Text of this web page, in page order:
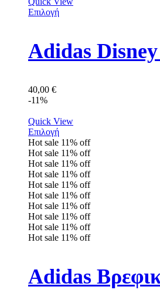
Επιλογή
Adidas
40,00 €
-11%
Quick View
Επιλογή
Hot sale 11% off
Hot sale 11% off
Hot sale 11% off
Hot sale 11% off
Hot sale 11% off
Hot sale 11% off
Hot sale 11% off
Hot sale 11% off
Hot sale 11% off
Hot sale 11% off
Adidas